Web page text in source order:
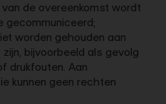
de overeenkomst wordt
gecommuniceerd;
worden gehouden aan
bijvoorbeeld als gevolg
drukfouten. Aan
kunnen geen rechten